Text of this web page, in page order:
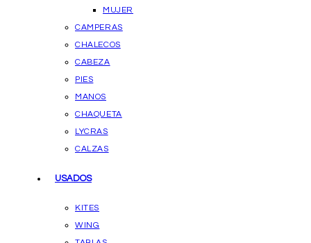
MUJER
CAMPERAS
CHALECOS
CABEZA
PIES
MANOS
CHAQUETA
LYCRAS
CALZAS
USADOS
KITES
WING